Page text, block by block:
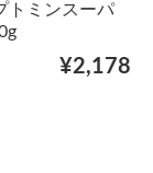
トミンスーパ
¥2,178